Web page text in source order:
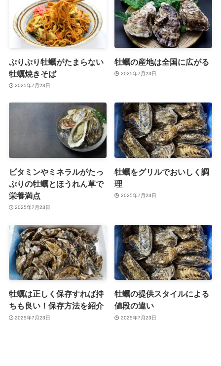
ぷりぷり牡蠣がたまらない
牡蠣焼きそば
2025年7月23日
牡蠣の産地は全国に広がる
2025年7月23日
ビタミンやミネラルがたっ
ぷりの牡蠣とほうれん草で
栄養満点
2025年7月23日
牡蠣をグリルでおいしく調
理
2025年7月23日
牡蠣は正しく保存すれば持
ちも良い！保存方法を紹介
2025年7月23日
牡蠣の提供スタイルによる
値段の違い
2025年7月23日